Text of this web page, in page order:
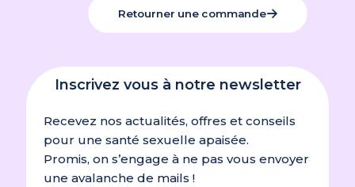
Retourner une commande
Inscrivez vous à notre newsletter
Recevez nos actualités, offres et conseils
pour une santé sexuelle apaisée.
Promis, on s’engage à ne pas vous envoyer
une avalanche de mails !